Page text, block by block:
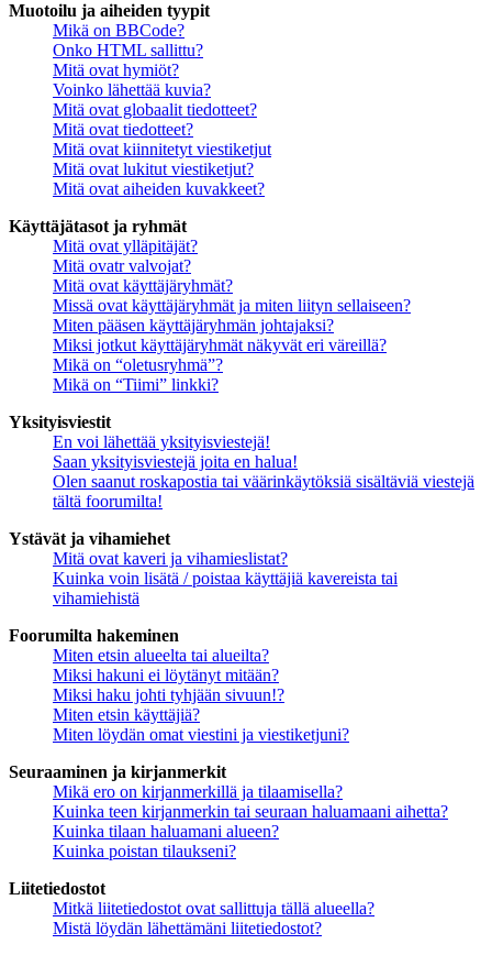
Muotoilu ja aiheiden tyypit
Mikä on BBCode?
Onko HTML sallittu?
Mitä ovat hymiöt?
Voinko lähettää kuvia?
Mitä ovat globaalit tiedotteet?
Mitä ovat tiedotteet?
Mitä ovat kiinnitetyt viestiketjut
Mitä ovat lukitut viestiketjut?
Mitä ovat aiheiden kuvakkeet?
Käyttäjätasot ja ryhmät
Mitä ovat ylläpitäjät?
Mitä ovatr valvojat?
Mitä ovat käyttäjäryhmät?
Missä ovat käyttäjäryhmät ja miten liityn sellaiseen?
Miten pääsen käyttäjäryhmän johtajaksi?
Miksi jotkut käyttäjäryhmät näkyvät eri väreillä?
Mikä on “oletusryhmä”?
Mikä on “Tiimi” linkki?
Yksityisviestit
En voi lähettää yksityisviestejä!
Saan yksityisviestejä joita en halua!
Olen saanut roskapostia tai väärinkäytöksiä sisältäviä viestejä
tältä foorumilta!
Ystävät ja vihamiehet
Mitä ovat kaveri ja vihamieslistat?
Kuinka voin lisätä / poistaa käyttäjiä kavereista tai
vihamiehistä
Foorumilta hakeminen
Miten etsin alueelta tai alueilta?
Miksi hakuni ei löytänyt mitään?
Miksi haku johti tyhjään sivuun!?
Miten etsin käyttäjiä?
Miten löydän omat viestini ja viestiketjuni?
Seuraaminen ja kirjanmerkit
Mikä ero on kirjanmerkillä ja tilaamisella?
Kuinka teen kirjanmerkin tai seuraan haluamaani aihetta?
Kuinka tilaan haluamani alueen?
Kuinka poistan tilaukseni?
Liitetiedostot
Mitkä liitetiedostot ovat sallittuja tällä alueella?
Mistä löydän lähettämäni liitetiedostot?